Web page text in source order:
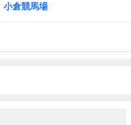
小倉競馬場